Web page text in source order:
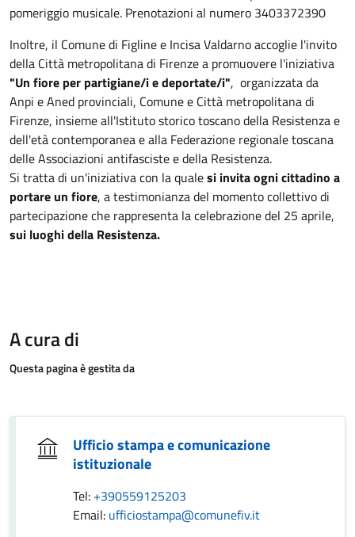
pomeriggio musicale. Prenotazioni al numero 3403372390
Inoltre, il Comune di Figline e Incisa Valdarno accoglie l'invito
della Città metropolitana di Firenze a promuovere l'iniziativa
"Un fiore per partigiane/i e deportate/i", organizzata da
Anpi e Aned provinciali, Comune e Città metropolitana di
Firenze, insieme all'Istituto storico toscano della Resistenza e
dell'età contemporanea e alla Federazione regionale toscana
delle Associazioni antifasciste e della Resistenza.
Si tratta di un'iniziativa con la qualesi invita ogni cittadino a
portare un fiore, a testimonianza del momento collettivo di
partecipazione che rappresenta la celebrazione del 25 aprile,
sui luoghi della Resistenza.
A cura di
Questa pagina è gestita da
Ufficio stampa e comunicazione
istituzionale
Tel: +390559125203
Email: ufficiostampa@comunefiv.it